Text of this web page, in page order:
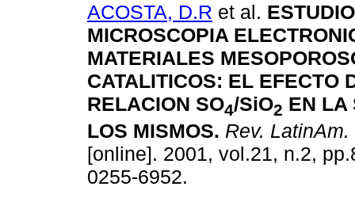
ACOSTA, D.R et al.
MICROSCOPIA
MATERIALES
CATALITICOS: EL EFECTO
RELACION SO4/SiO2 EN LA
LOS MISMOS. Rev.
[online]. 2001, vol.21, n.2,
0255-6952.